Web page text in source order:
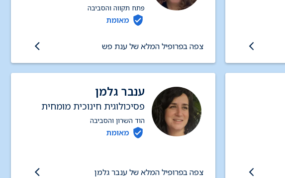
פתח תקווה והסביבה
מאומת
צפה בפרופיל המלא של ענת פש
ענבר גלמן
פסיכולוגית חינוכית מומחית
הוד השרון והסביבה
מאומת
צפה בפרופיל המלא של ענבר גלמן